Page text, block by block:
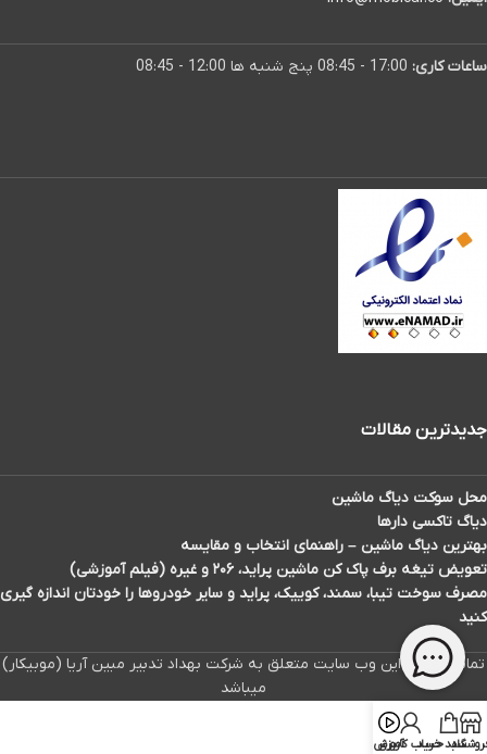
ساعات کاری:
جدیدترین مقالات
محل سوکت دیاگ ماشین
دیاگ تاکسی دارها
بهترین دیاگ ماشین – راهنمای انتخاب و مقایسه
تعویض تیغه برف پاک کن ماشین پراید، ۲۰۶ و غیره (فیلم آموزشی)
مصرف سوخت تیبا، سمند، کوییک، پراید و سایر خودروها را خودتان اندازه گیری
کنید
تمامی حقوق این وب سایت متعلق به شرکت بهداد تدبیر مبین آریا (موبیکار)
میباشد
سبد خرید
حساب کاربری
آموزش